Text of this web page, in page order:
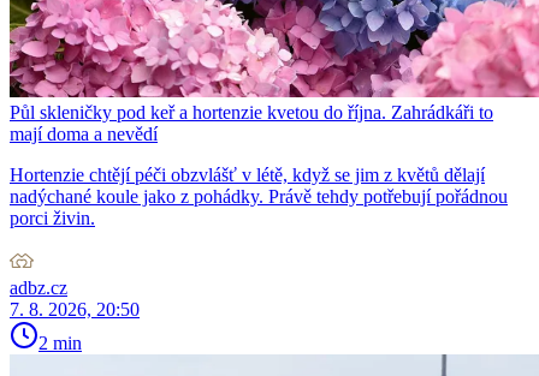
Půl skleničky pod keř a hortenzie kvetou do října. Zahrádkáři to
mají doma a nevědí
Hortenzie chtějí péči obzvlášť v létě, když se jim z květů dělají
nadýchané koule jako z pohádky. Právě tehdy potřebují pořádnou
porci živin.
adbz.cz
7. 8. 2026, 20:50
2 min